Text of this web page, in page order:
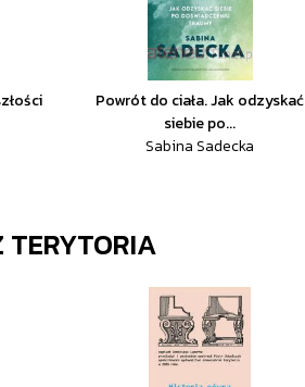
Powrót do ciała. Jak odzyskać
siebie po...
Sabina Sadecka